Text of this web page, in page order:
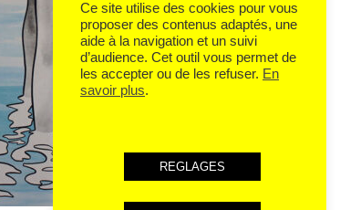
Ce site utilise des cookies pour vous
proposer des contenus adaptés, une
aide à la navigation et un suivi
d’audience. Cet outil vous permet de
les accepter ou de les refuser. En
savoir plus.
REGLAGES